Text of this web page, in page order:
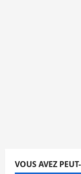
VOUS AVEZ